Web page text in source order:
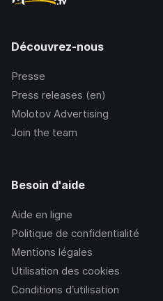
Découvrez-nous
Presse
Press releases (en)
Molotov Advertising
Join the team
Besoin d'aide
Aide en ligne
Politique de confidentialité
Mentions légales
Utilisation des cookies
Conditions d’utilisation